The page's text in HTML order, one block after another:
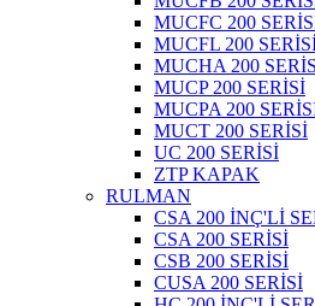
MUCFC 200
MUCFL 200
MUCHA 200
MUCP 200 SERİSİ
MUCPA 200
MUCT 200 SERİSİ
UC 200 SERİSİ
ZTP KAPAK
RULMAN
CSA 200 İNÇ'Lİ
CSA 200 SERİSİ
CSB 200 SERİSİ
CUSA 200 SERİSİ